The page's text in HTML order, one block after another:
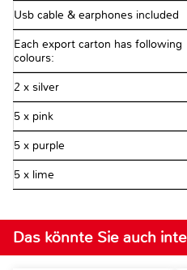
Usb cable & earphones included
Each export carton has following
colours:
2 x silver
5 x pink
5 x purple
5 x lime
Das könnte Sie auch